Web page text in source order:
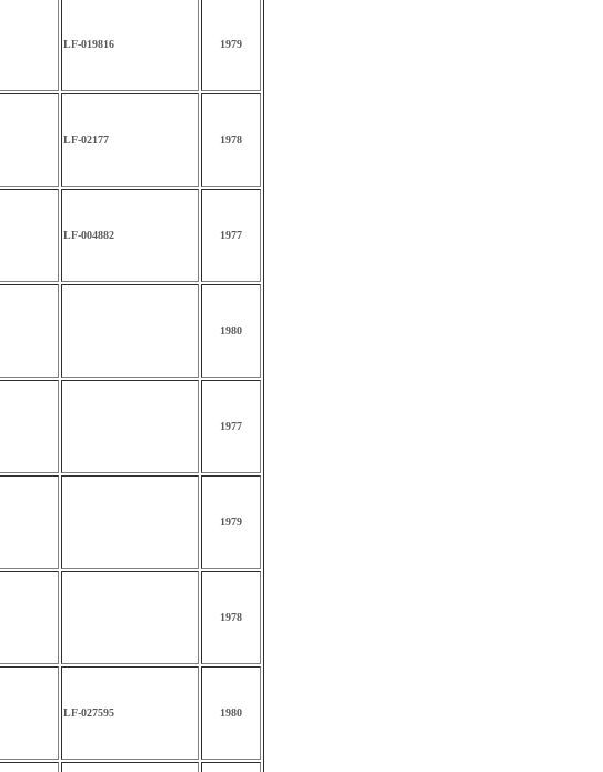
LF-019816 1979
LF-02177 1978
LF-004882 1977
1980
1977
1979
1978
LF-027595 1980